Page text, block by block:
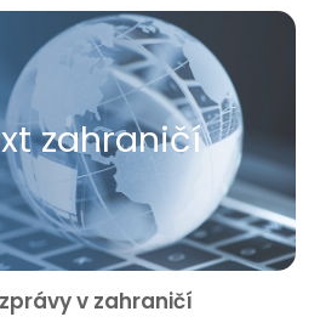
zahraničí
v zahraničí